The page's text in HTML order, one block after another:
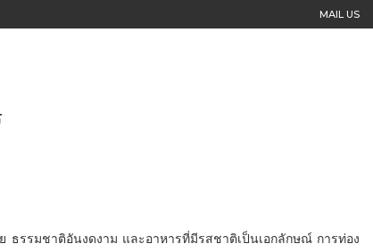
MAIL US
ธรรมชาติอันงดงาม และอาหารที่มีรสชาติเป็นเอกลักษณ์ การท่อง